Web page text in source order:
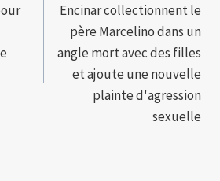
Encinar collectionnent le
père Marcelino dans un
angle mort avec des filles
et ajoute une nouvelle
plainte d'agression
sexuelle